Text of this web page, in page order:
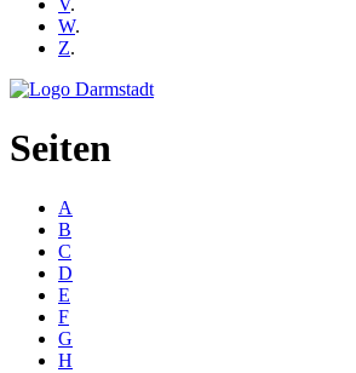
V.
W.
Z.
Seiten
A
B
C
D
E
F
G
H